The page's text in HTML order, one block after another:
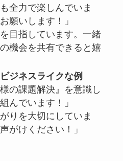
全力で楽しんでいま
願いします！」
を目指しています。一緒
機会を共有できると嬉
ジネスライクな例
の課題解決』を意識し
んでいます！」
りを大切にしていま
がけください！」